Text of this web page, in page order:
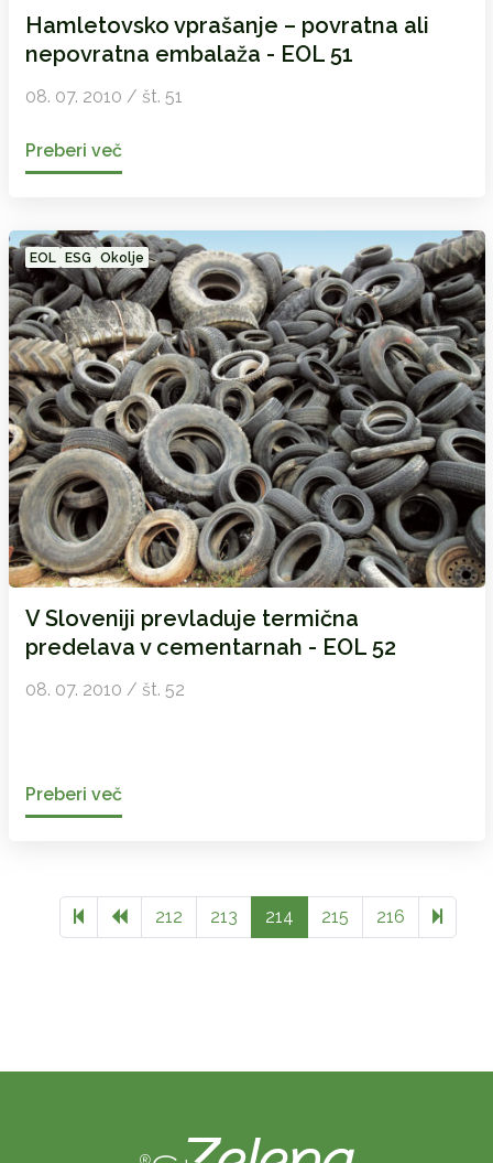
Hamletovsko vprašanje – povratna ali
nepovratna embalaža - EOL 51
08. 07. 2010 / št. 51
Preberi več
EOL ESG Okolje
V Sloveniji prevladuje termična
predelava v cementarnah - EOL 52
08. 07. 2010 / št. 52
Preberi več
Previous page
212 213 214 215 216 223